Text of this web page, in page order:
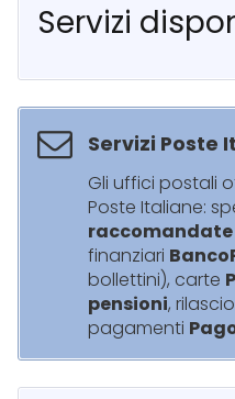
Servizi
Servizi Poste
Gli uffici postali
Poste Italiane:
raccomandate
finanziari
bollettini), carte
pensioni,
pagamenti